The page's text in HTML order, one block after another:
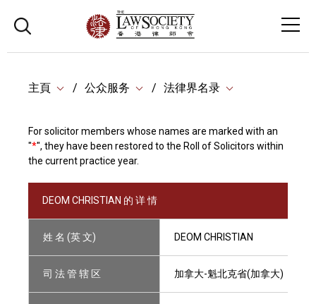
主頁 公众服务 法律界名录
For solicitor members whose names are marked with an
"*", they have been restored to the Roll of Solicitors within
the current practice year.
DEOM CHRISTIAN 的 详 情
姓 名 (英 文) DEOM CHRISTIAN
司 法 管 辖 区 加拿大-魁北克省(加拿大)